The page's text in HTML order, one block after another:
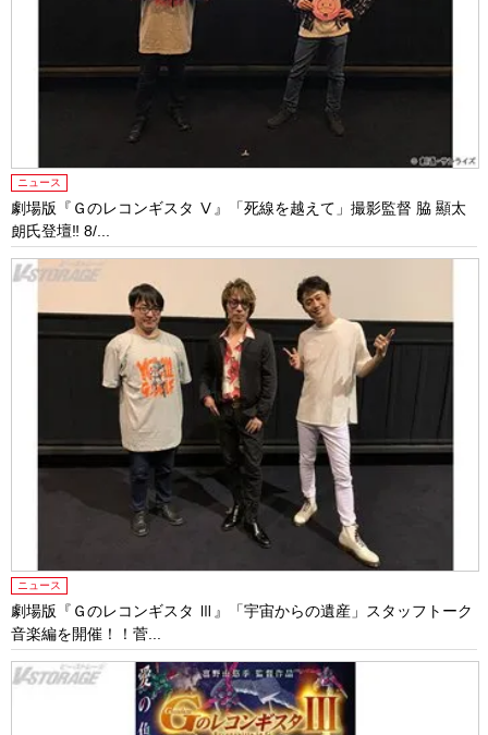
ニュース
劇場版『Ｇのレコンギスタ Ⅴ』「死線を越えて」撮影監督 脇 顯太
朗氏登壇‼ 8/...
ニュース
劇場版『Ｇのレコンギスタ Ⅲ』「宇宙からの遺産」スタッフトーク
音楽編を開催！！菅...